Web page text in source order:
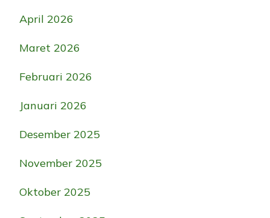
April 2026
Maret 2026
Februari 2026
Januari 2026
Desember 2025
November 2025
Oktober 2025